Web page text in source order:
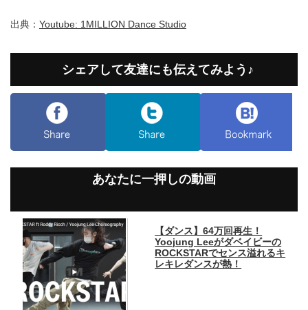
出典： Youtube: 1MILLION Dance Studio
シェアして友達にも伝えてみよう♪
あなたに一押しの動画
【ダンス】64万回再生！
Yoojung Leeがダベイビーの
ROCKSTARでセンス溢れるキ
レキレダンスが熱！